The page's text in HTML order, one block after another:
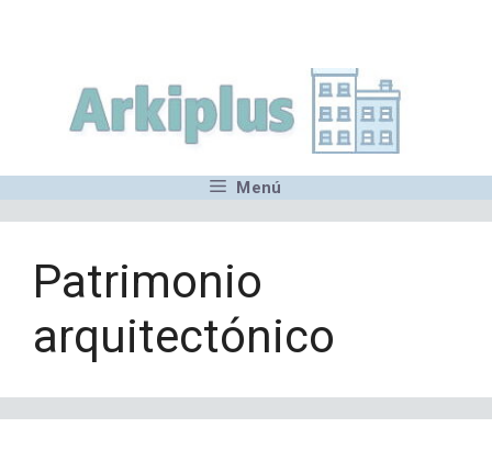
contenido
Menú
Patrimonio
arquitectónico